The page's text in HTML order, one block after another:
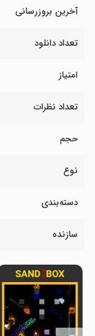
آخرین بروزرسانی
تعداد دانلود
امتیاز
تعداد نظرات
حجم
نوع
دسته‌بندی
سازنده